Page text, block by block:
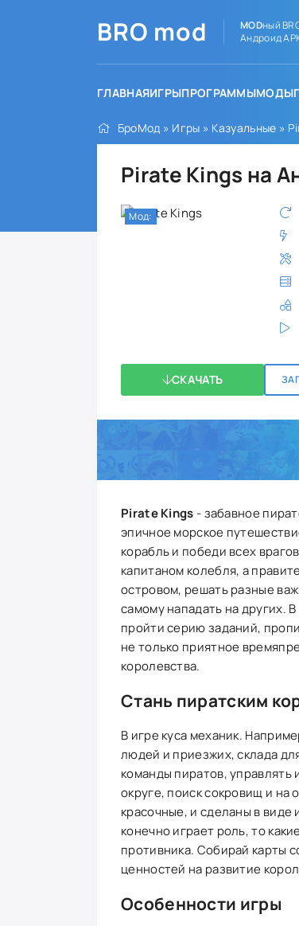
BRO mod MODный
Андроид
ГЛАВНАЯИГРЫПРОГРАММЫМОДЫ
БроМод » Игры » Казуальные »
Pirate Kings на
СКАЧАТЬ
Мод:
Pirate Kings - забавное
эпичное морское
корабль и победи всех
капитаном колебля, а
островом, решать разные
самому нападать на других.
пройти серию заданий,
не только приятное
королевства.
Стань пиратским
В игре куса механик.
людей и приезжих, склада
команды пиратов, управлять
округе, поиск сокровищ и на
красочные, и сделаны в
конечно играет роль, то
противника. Собирай карты
ценностей на развитие
Особенности игры